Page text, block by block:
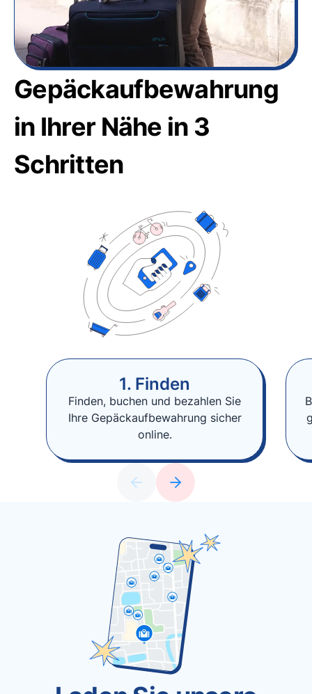
Gepäckaufbewahrung
in Ihrer Nähe in 3
Schritten
1. Finden
Finden, buchen und bezahlen Sie
Ihre Gepäckaufbewahrung sicher
online.